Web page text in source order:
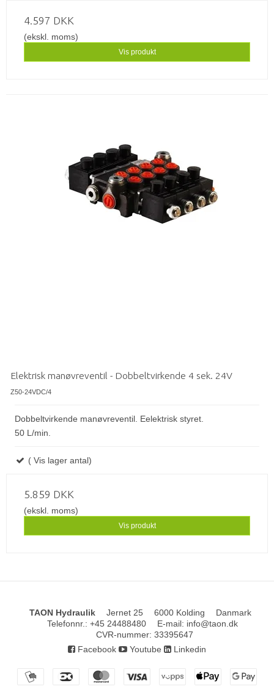
4.597 DKK
(ekskl. moms)
Vis produkt
Elektrisk manøvreventil - Dobbeltvirkende 4 sek. 24V
Z50-24VDC/4
Dobbeltvirkende manøvreventil. Eelektrisk styret.
50 L/min.
( Vis lager antal)
5.859 DKK
(ekskl. moms)
Vis produkt
TAON Hydraulik Jernet 25 6000 Kolding
Danmark
Telefonnr. : +45 24488480 E-mail: info@taon.dk
CVR-nummer: 33395647
Facebook
Youtube Linkedin